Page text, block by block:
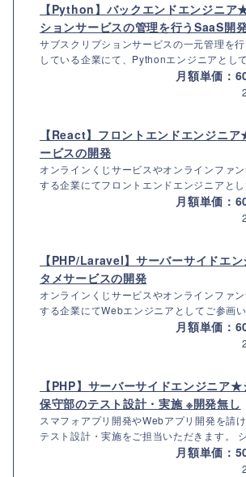
【Python】バックエンドエンジニア
ションサービスの管理を行うSaaS開
サブスクリプションサービスの一元管理を
している企業にて、Pythonエンジニアとし
月額単価：
【React】フロントエンドエンジニ
ービスの開発
オンラインくじサービスやオンラインファ
する企業にてフロントエンドエンジニアと
月額単価：
【PHP/Laravel】サーバーサイドエ
タメサービスの開発
オンラインくじサービスやオンラインファ
する企業にてWebエンジニアとしてご参画
月額単価：
【PHP】サーバーサイドエンジニア★
保守部のテスト設計・実施 ※開発無し
スマフォアプリ開発やWebアプリ開発を請け
テスト設計・実施をご担当いただきます。
月額単価：